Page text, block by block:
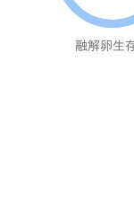
融解卵生